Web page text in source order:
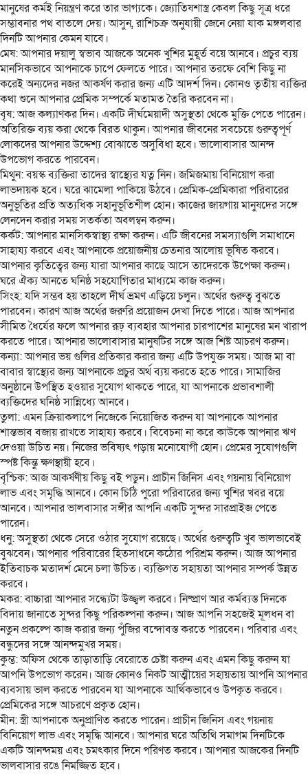
মানুষের কর্মই নিয়ন্ত্রণ করে তার ভাগ্যকে। জ্যোতিষশাস্ত্র কেবল কিছু সূত্র ধরে
সম্ভাবনার পথ বাতলে দেয়। আসুন, রাশিচক্র অনুযায়ী জেনে নেয়া যাক মঙ্গলবার
দিনটি আপনার কেমন যাবে।
মেষ: আপনার দয়ালু স্বভাব আজকে অনেক খুশির মুহূর্ত বয়ে আনবে। প্রচুর ব্যয়
মানসিকভাবে আপনাকে চাপে ফেলতে পারে। আপনার তরফে বেশি কিছু না
করেই অন্যদের নজর আকর্ষণ করার জন্য এটি আদর্শ দিন। কোনও তৃতীয় ব্যক্তির
কথা শুনে আপনার প্রেমিক সম্পর্কে মতামত তৈরি করবেন না।
বৃষ: আজ কল্যাণকর দিন। একটি দীর্ঘমেয়াদী অসুস্থতা থেকে মুক্তি পেতে পারেন।
অতিরিক্ত ব্যয় করা থেকে বিরত থাকুন। আপনার জীবনের সবচেয়ে গুরুত্বপূর্ণ
লোকদের আপনার উদ্দেশ্য বোঝাতে অসুবিধা হবে। ভালোবাসার আনন্দ
উপভোগ করতে পারবেন।
মিথুন: বয়স্ক ব্যক্তিরা তাদের স্বাস্থ্যের যত্ন নিন। জমিজমায় বিনিয়োগ করা
লাভদায়ক হবে। ঘরে ঝামেলা পাকিয়ে উঠবে। প্রেমিক-প্রেমিকারা পরিবারের
অনুভূতির প্রতি অত্যধিক সহানুভূতিশীল হোন। কাজের জায়গায় মানুষদের সঙ্গে
লেনদেন করার সময় সতর্কতা অবলম্বন করুন।
কর্কট: আপনার মানসিকস্বাস্থ্য রক্ষা করুন। এটি জীবনের সমস্যাগুলি সমাধানে
সাহায্য করবে এবং আপনাকে প্রয়োজনীয় চেতনার আলোয় ভূষিত করবে।
আপনার কৃতিত্বের জন্য যারা আপনার কাছে আসে তাদেরকে উপেক্ষা করুন।
ঘরে ঐক্য আনতে ঘনিষ্ঠ সহযোগিতার মাধ্যমে কাজ করুন।
সিংহ: যদি সম্ভব হয় তাহলে দীর্ঘ ভ্রমণ এড়িয়ে চলুন। অর্থের গুরুত্ব বুঝতে
পারবেন। কারণ আজ অর্থের জরুরি প্রয়োজন দেখা দিতে পারে। আজ আপনার
সীমিত ধৈর্যের ফলে আপনার রূঢ় ব্যবহার আপনার চারপাশের মানুষের মন খারাপ
করতে পারে। আপনার ভালোবাসার মানুষটির সঙ্গে আজ শিষ্ট আচরণ করুন।
কন্যা: আপনার ভয় গুলির প্রতিকার করার জন্য এটি উপযুক্ত সময়। আজ মা বা
বাবার স্বাস্থ্যের জন্য আপনাকে প্রচুর অর্থ ব্যয় করতে হতে পারে। সামাজির
অনুষ্ঠানে উপস্থিত হওয়ার সুযোগ থাকতে পারে, যা আপনাকে প্রভাবশালী
ব্যক্তিদের ঘনিষ্ঠ সান্নিধ্যে আনবে।
তুলা: এমন ক্রিয়াকলাপে নিজেকে নিয়োজিত করুন যা আপনাকে আপনার
শান্তভাব বজায় রাখতে সাহায্য করবে। বিবেচনা না করে কাউকে আপনার ঋণ
দেওয়া উচিত নয়। নিজের ভবিষ্যৎ গড়ায় মনোযোগী হোন। প্রেমের সুযোগগুলি
স্পষ্ট কিন্তু ক্ষণস্থায়ী হবে।
বৃশ্চিক: আজ আকর্ষণীয় কিছু বই পড়ুন। প্রাচীন জিনিস এবং গয়নায় বিনিয়োগ
লাভ এবং সমৃদ্ধি আনবে। কোন চিঠি পুরো পরিবারের জন্য খুশির খবর বয়ে
আনবে। আপনার ভালবাসার সঙ্গীর আপনি একটি সুন্দর সারপ্রাইজ পেতে
পারেন।
ধনু: অসুস্থতা থেকে সেরে ওঠার সুযোগ রয়েছে। অর্থের গুরুত্বটি খুব ভালভাবেই
বুঝবেন। আপনার পরিবারের হিতসাধনে কঠোর পরিশ্রম করুন। আজ আপনার
ইতিবাচক মতাদর্শ মেনে চলা উচিত। ব্যক্তিগত সহায়তা আপনার সম্পর্ক উন্নত
করবে।
মকর: বাচ্চারা আপনার সন্ধ্যেটা উজ্জ্বল করবে। নিষ্প্রাণ আর কর্মব্যস্ত দিনকে
বিদায় জানাতে সুন্দর কিছু পরিকল্পনা করুন। আজ আপনি সহজেই মূলধন বা
নতুন প্রকল্পে কাজ করার জন্য পুঁজির বন্দোবস্ত করতে পারবেন। পরিবার এবং
বন্ধুদের সঙ্গে আনন্দমুখর সময়।
কুম্ভ: অফিস থেকে তাড়াতাড়ি বেরোতে চেষ্টা করুন এবং এমন কিছু করুন যা
আপনি উপভোগ করেন। আজ কোনও নিকট আত্মীয়ের সহায়তায় আপনি আপনার
ব্যবসায় ভাল করতে পারবেন যা আপনাকে আর্থিকভাবেও উপকৃত করবে।
প্রেমিকের সঙ্গে আচরণে প্রকৃত হোন।
মীন: স্ত্রী আপনাকে অনুপ্রাণিত করতে পারেন। প্রাচীন জিনিস এবং গয়নায়
বিনিয়োগ লাভ এবং সমৃদ্ধি আনবে। আপনার ঘরে অতিথি সমাগম দিনটিকে
একটি আনন্দময় এবং চমৎকার দিনে পরিণত করবে। আপনার আজকের দিনটি
ভালবাসার রঙে নিমজ্জিত হবে।